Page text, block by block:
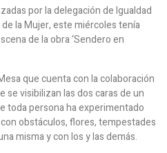
por la delegación de Igualdad
la Mujer, este miércoles tenía
de la obra ‘Sendero en
que cuenta con la colaboración
se visibilizan las dos caras de un
toda persona ha experimentado
obstáculos, flores, tempestades
misma y con los y las demás.